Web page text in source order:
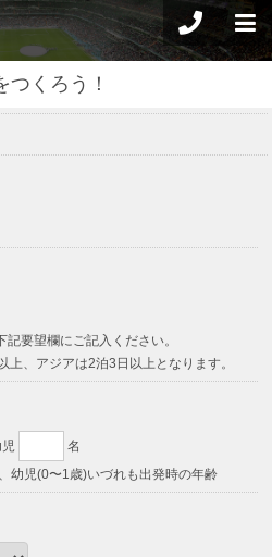
くろう！
要望欄にご記入ください。
、アジアは2泊3日以上となります。
名
幼児(0〜1歳)いづれも出発時の年齢